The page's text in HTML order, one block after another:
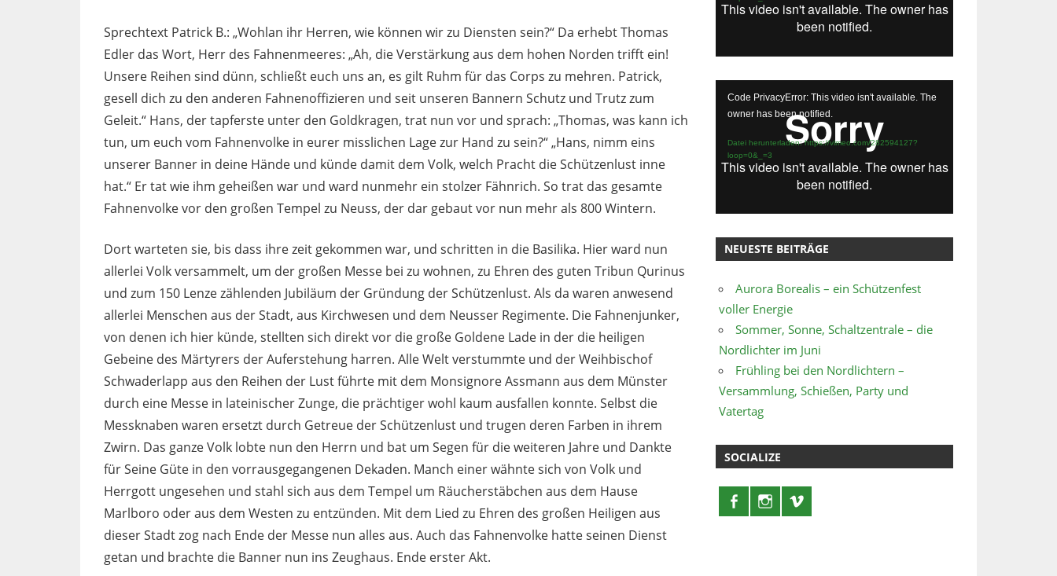
Sprechtext Patrick B.: „Wohlan ihr Herren, wie können wir zu Diensten sein?“ Da erhebt Thomas
Edler das Wort, Herr des Fahnenmeeres: „Ah, die Verstärkung aus dem hohen Norden trifft ein!
Unsere Reihen sind dünn, schließt euch uns an, es gilt Ruhm für das Corps zu mehren. Patrick,
gesell dich zu den anderen Fahnenoffizieren und seit unseren Bannern Schutz und Trutz zum
Geleit.“ Hans, der tapferste unter den Goldkragen, trat nun vor und sprach: „Thomas, was kann ich
tun, um euch vom Fahnenvolke in eurer misslichen Lage zur Hand zu sein?“ „Hans, nimm eins
unserer Banner in deine Hände und künde damit dem Volk, welch Pracht die Schützenlust inne
hat.“ Er tat wie ihm geheißen war und ward nunmehr ein stolzer Fähnrich. So trat das gesamte
Fahnenvolke vor den großen Tempel zu Neuss, der dar gebaut vor nun mehr als 800 Wintern.
Dort warteten sie, bis dass ihre zeit gekommen war, und schritten in die Basilika. Hier ward nun
allerlei Volk versammelt, um der großen Messe bei zu wohnen, zu Ehren des guten Tribun Qurinus
und zum 150 Lenze zählenden Jubiläum der Gründung der Schützenlust. Als da waren anwesend
allerlei Menschen aus der Stadt, aus Kirchwesen und dem Neusser Regimente. Die Fahnenjunker,
von denen ich hier künde, stellten sich direkt vor die große Goldene Lade in der die heiligen
Gebeine des Märtyrers der Auferstehung harren. Alle Welt verstummte und der Weihbischof
Schwaderlapp aus den Reihen der Lust führte mit dem Monsignore Assmann aus dem Münster
durch eine Messe in lateinischer Zunge, die prächtiger wohl kaum ausfallen konnte. Selbst die
Messknaben waren ersetzt durch Getreue der Schützenlust und trugen deren Farben in ihrem
Zwirn. Das ganze Volk lobte nun den Herrn und bat um Segen für die weiteren Jahre und Dankte
für Seine Güte in den vorrausgegangenen Dekaden. Manch einer wähnte sich von Volk und
Herrgott ungesehen und stahl sich aus dem Tempel um Räucherstäbchen aus dem Hause
Marlboro oder aus dem Westen zu entzünden. Mit dem Lied zu Ehren des großen Heiligen aus
dieser Stadt zog nach Ende der Messe nun alles aus. Auch das Fahnenvolke hatte seinen Dienst
getan und brachte die Banner nun ins Zeughaus. Ende erster Akt.
Player
Code PrivacyError: This video isn't available. The
owner has been notified.
Datei herunterladen: https://vimeo.com/282594127?
loop=0&_=3
NEUESTE BEITRÄGE
Aurora Borealis – ein Schützenfest
voller Energie
Sommer, Sonne, Schaltzentrale – die
Nordlichter im Juni
Frühling bei den Nordlichtern –
Versammlung, Schießen, Party und
Vatertag
SOCIALIZE